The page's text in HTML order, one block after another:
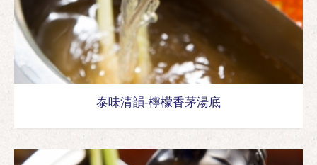
泰味清韻-檸檬香茅湯底